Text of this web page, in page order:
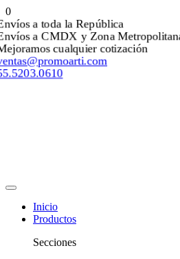
0
Envíos a toda la República
Envíos a CMDX y Zona Metropolitana
Mejoramos cualquier cotización
ventas@promoarti.com
55.5203.0610
Inicio
Productos
Secciones